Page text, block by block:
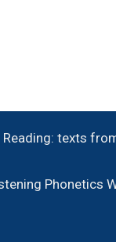
Reading: texts
Phonetics